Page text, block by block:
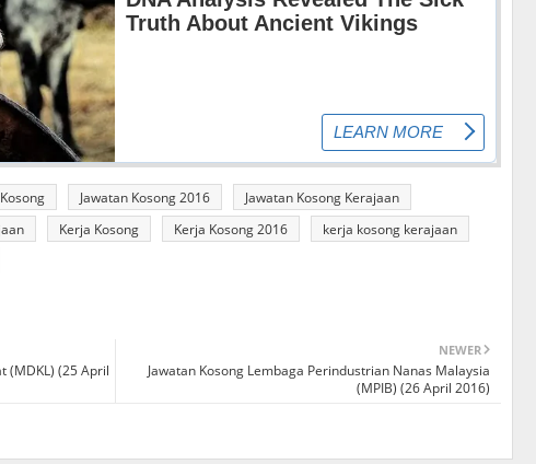
Jawatan Kosong 2016
Jawatan Kosong Kerajaan
Kerja Kosong Kerja Kosong 2016
kerja kosong kerajaan
NEWER
Jawatan Kosong Lembaga Perindustrian Nanas Malaysia
(MPIB) (26 April 2016)
(MDKL) (25 April